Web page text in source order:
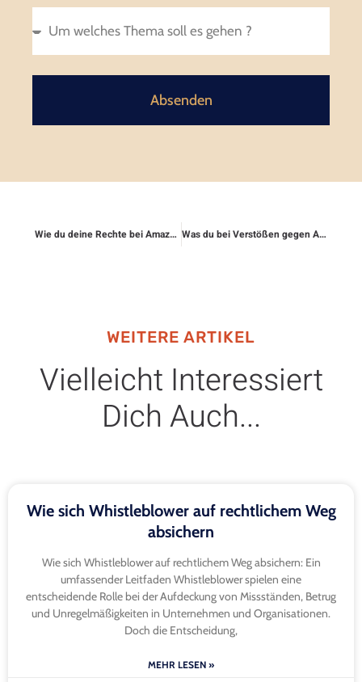
Absenden
Wie du deine Rechte bei Amazon oder eBay durchsetzt Was du bei Verstößen gegen Arbeitszeitrichtlinien tun kannst
WEITERE ARTIKEL
Vielleicht Interessiert
Dich Auch...
Wie sich Whistleblower auf rechtlichem Weg
absichern
Wie sich Whistleblower auf rechtlichem Weg absichern: Ein
umfassender Leitfaden Whistleblower spielen eine
entscheidende Rolle bei der Aufdeckung von Missständen, Betrug
und Unregelmäßigkeiten in Unternehmen und Organisationen.
Doch die Entscheidung,
MEHR LESEN »